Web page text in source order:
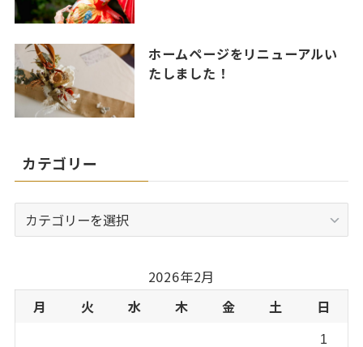
ホームページをリニューアルい
たしました！
カテゴリー
テ
ー
2026年2月
月
火 水 木 金 土 日
1